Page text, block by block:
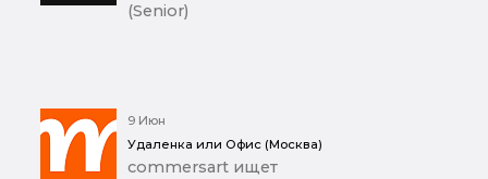
(Senior)
9 Июн
Удаленка или Офис (Москва)
commersart ищет